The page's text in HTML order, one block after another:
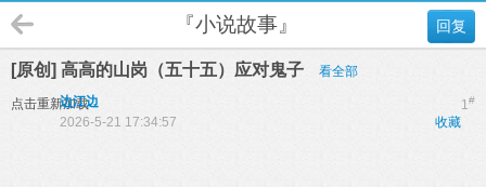
回复
『小说故事』
[原创] 高高的山岗（五十五）应对鬼子 看全部
点击重新加载 1#
边江边
收藏
2026-5-21 17:34:57